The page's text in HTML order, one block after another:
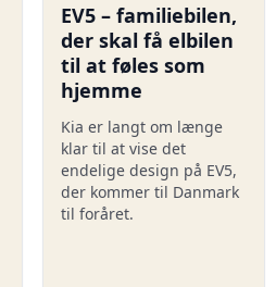
EV5 – familiebilen,
der skal få elbilen
til at føles som
hjemme
Kia er langt om længe
klar til at vise det
endelige design på EV5,
der kommer til Danmark
til foråret.